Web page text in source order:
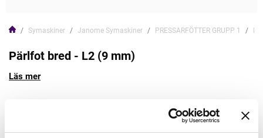
Symaskiner Janome Symaskiner PRESSARFÖTTER GRUPP 1
Pärlfot bred - L2 (9 mm)
Läs mer